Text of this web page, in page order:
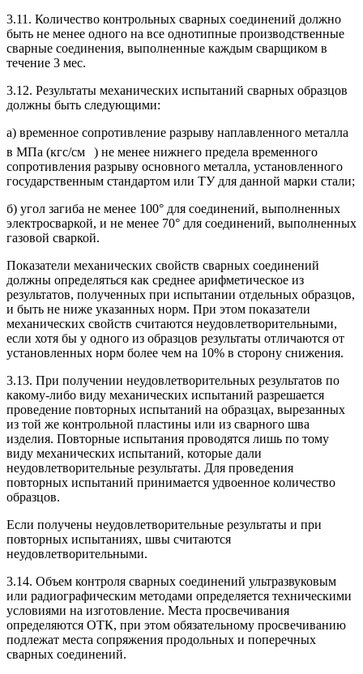
3.11. Количество контрольных сварных соединений должно
быть не менее одного на все однотипные производственные
сварные соединения, выполненные каждым сварщиком в
течение 3 мес.
3.12. Результаты механических испытаний сварных образцов
должны быть следующими:
а) временное сопротивление разрыву наплавленного металла
в МПа (кгс/см
) не менее нижнего предела временного
сопротивления разрыву основного металла, установленного
государственным стандартом или ТУ для данной марки стали;
б) угол загиба не менее 100° для соединений, выполненных
электросваркой, и не менее 70° для соединений, выполненных
газовой сваркой.
Показатели механических свойств сварных соединений
должны определяться как среднее арифметическое из
результатов, полученных при испытании отдельных образцов,
и быть не ниже указанных норм. При этом показатели
механических свойств считаются неудовлетворительными,
если хотя бы у одного из образцов результаты отличаются от
установленных норм более чем на 10% в сторону снижения.
3.13. При получении неудовлетворительных результатов по
какому-либо виду механических испытаний разрешается
проведение повторных испытаний на образцах, вырезанных
из той же контрольной пластины или из сварного шва
изделия. Повторные испытания проводятся лишь по тому
виду механических испытаний, которые дали
неудовлетворительные результаты. Для проведения
повторных испытаний принимается удвоенное количество
образцов.
Если получены неудовлетворительные результаты и при
повторных испытаниях, швы считаются
неудовлетворительными.
3.14. Объем контроля сварных соединений ультразвуковым
или радиографическим методами определяется техническими
условиями на изготовление. Места просвечивания
определяются ОТК, при этом обязательному просвечиванию
подлежат места сопряжения продольных и поперечных
сварных соединений.